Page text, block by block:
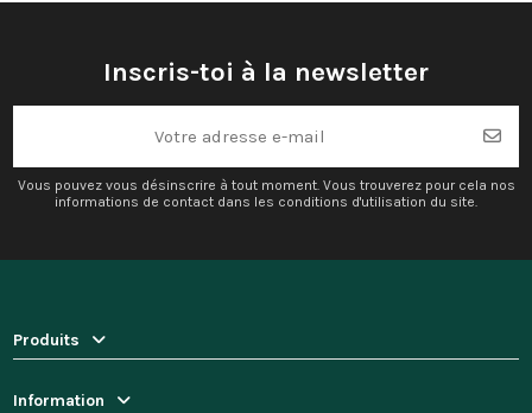
Inscris-toi à la newsletter
Vous pouvez vous désinscrire à tout moment. Vous trouverez pour cela nos
informations de contact dans les conditions d'utilisation du site.
Produits
Information